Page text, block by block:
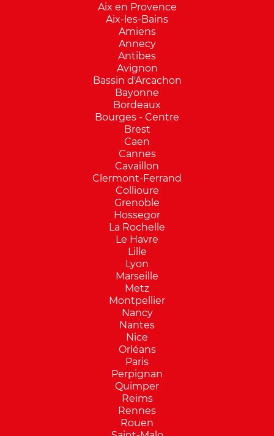
Aix en Provence
Aix-les-Bains
Amiens
Annecy
Antibes
Avignon
Bassin d'Arcachon
Bayonne
Bordeaux
Bourges - Centre
Brest
Caen
Cannes
Cavaillon
Clermont-Ferrand
Collioure
Grenoble
Hossegor
La Rochelle
Le Havre
Lille
Lyon
Marseille
Metz
Montpellier
Nancy
Nantes
Nice
Orléans
Paris
Perpignan
Quimper
Reims
Rennes
Rouen